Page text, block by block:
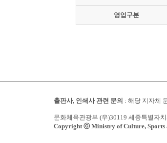
영업구분
출판사, 인쇄사 관련 문의 : 해당 지자체
문화체육관광부 (우)30119 세종특별자
Copyright ⓒ Ministry of Culture, Sports